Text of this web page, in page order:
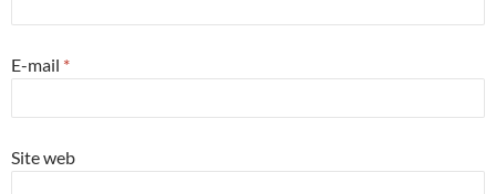
E-mail *
Site web